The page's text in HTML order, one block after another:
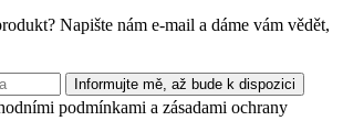
Napište nám e-mail a dáme vám vědět,
Informujte mě, až bude k dispozici
podmínkami a zásadami ochrany